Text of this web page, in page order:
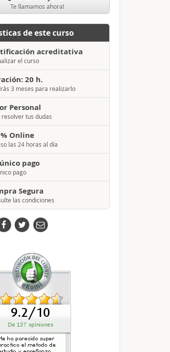
Te llamamos ahora!
de este curso
acreditativa
el curso
20 h.
3 meses para realizarlo
Personal
resolver tus dudas
Online
las 24 horas al día
pago
pago
Segura
las condiciones